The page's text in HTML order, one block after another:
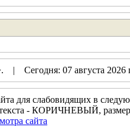
. | Сегодня: 07 августа
для слабовидящих в
- КОРИЧНЕВЫЙ,
сайта